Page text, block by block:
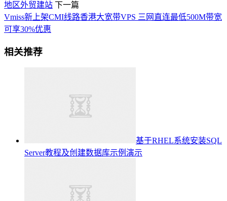
地区外贸建站 下一篇
Vmiss新上架CMI线路香港大宽带VPS 三网直连最低500M带宽
可享30%优惠
相关推荐
基于RHEL系统安装SQL
Server教程及创建数据库示例演示